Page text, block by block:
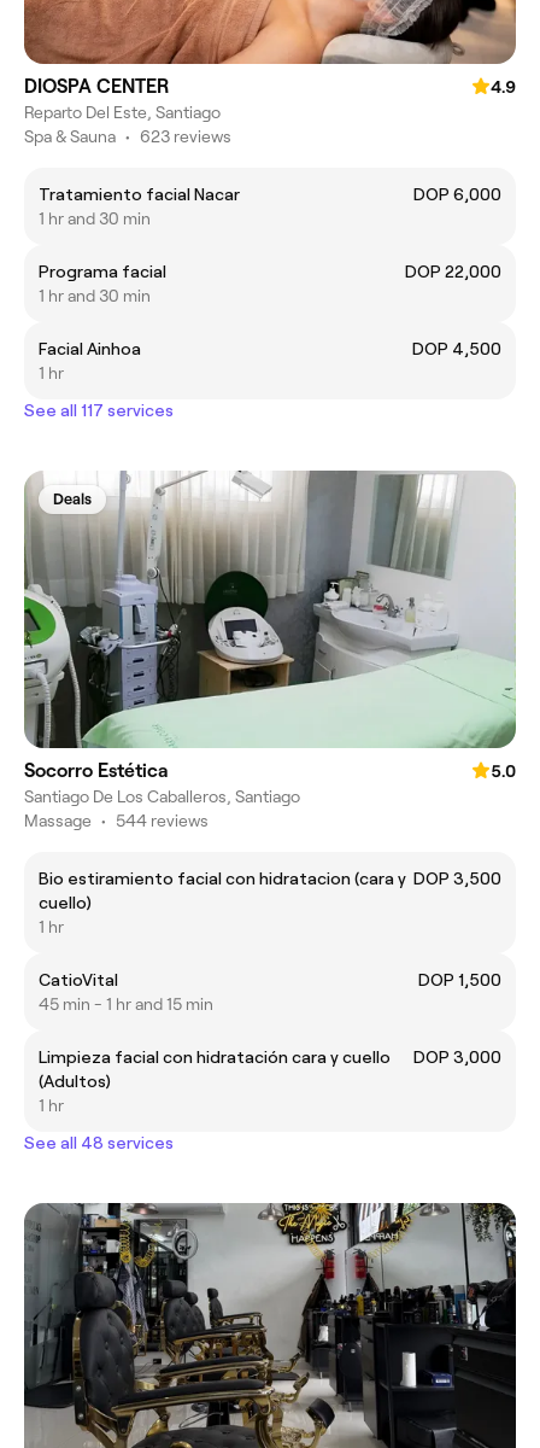
DIOSPA CENTER
4.9
Reparto Del Este, Santiago
Spa & Sauna • 623 reviews
Tratamiento facial Nacar
DOP 6,000
1 hr and 30 min
Programa facial
DOP 22,000
1 hr and 30 min
Facial Ainhoa
DOP 4,500
1 hr
See all 117 services
Deals
Socorro Estética
5.0
Santiago De Los Caballeros, Santiago
Massage • 544 reviews
Bio estiramiento facial con hidratacion (cara y
cuello)
DOP 3,500
1 hr
CatioVital
DOP 1,500
45 min - 1 hr and 15 min
Limpieza facial con hidratación cara y cuello
(Adultos)
DOP 3,000
1 hr
See all 48 services